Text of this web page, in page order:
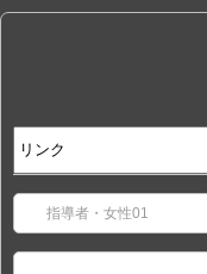
指導者・女性01